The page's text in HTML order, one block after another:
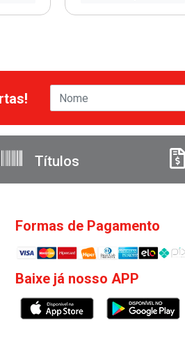
Títulos
Formas de Pagamento
Baixe já nosso APP